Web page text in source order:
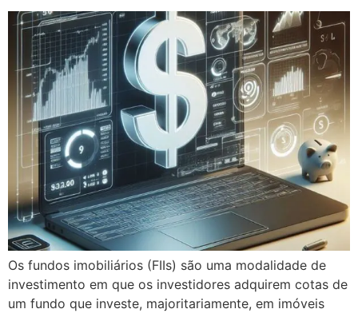
Os fundos imobiliários (FIIs) são uma modalidade de
investimento em que os investidores adquirem cotas de
um fundo que investe, majoritariamente, em imóveis